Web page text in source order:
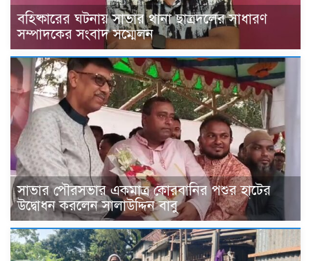
বহিষ্কারের ঘটনায় সাভার থানা ছাত্রদলের সাধারণ
সম্পাদকের সংবাদ সম্মেলন
সাভার পৌরসভার একমাত্র কোরবানির পশুর হাটের
উদ্বোধন করলেন সালাউদ্দিন বাবু